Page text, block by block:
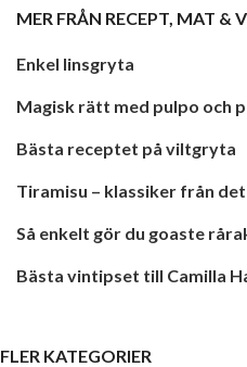
MER FRÅN RECEPT, MAT &
Enkel linsgryta
Magisk rätt med pulpo och
Bästa receptet på viltgryta
Tiramisu – klassiker från
Så enkelt gör du goaste
Bästa vintipset till Camilla
FLER KATEGORIER